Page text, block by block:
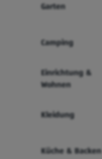
Garten
Camping
Einrichtung &
Wohnen
Kleidung
Küche & Backen